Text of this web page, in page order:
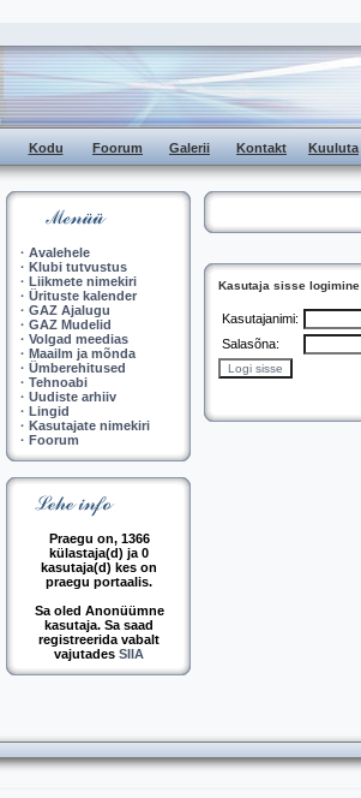
Kodu Foorum Galerii Kontakt Kuuluta
· Avalehele
· Klubi tutvustus
· Liikmete nimekiri
· Ürituste kalender
· GAZ Ajalugu
· GAZ Mudelid
· Volgad meedias
· Maailm ja mõnda
· Ümberehitused
· Tehnoabi
· Uudiste arhiiv
· Lingid
· Kasutajate nimekiri
· Foorum
Praegu on, 1366
külastaja(d) ja 0
kasutaja(d) kes on
praegu portaalis.
Sa oled Anonüümne
kasutaja. Sa saad
registreerida vabalt
vajutades SIIA
Kasutaja sisse logimine
Kasutajanimi:
Salasõna: